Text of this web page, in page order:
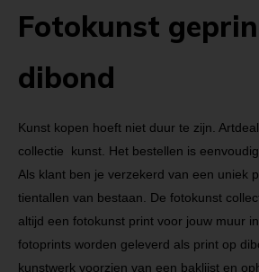
Fotokunst
dibond
Kunst kopen hoeft niet duur te zijn.
collectie kunst. Het bestellen is
Als klant ben je verzekerd van een uniek
tientallen van bestaan. De fotokunst
altijd een fotokunst print voor jouw muur
fotoprints worden geleverd als print op
kunstwerk voorzien van een baklijst en